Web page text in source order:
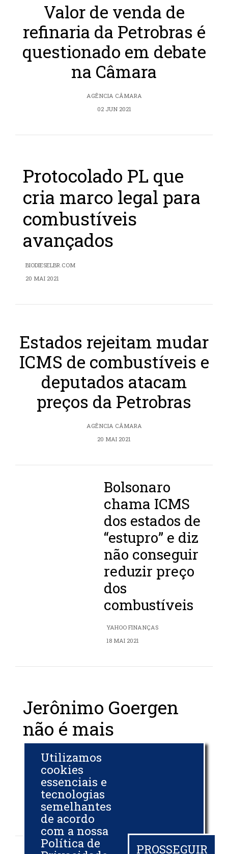
Valor de venda de
refinaria da Petrobras é
questionado em debate
na Câmara
AGÊNCIA CÂMARA
02 JUN 2021
Protocolado PL que
cria marco legal para
combustíveis
avançados
BIODIESELBR.COM
20 MAI 2021
Estados rejeitam mudar
ICMS de combustíveis e
deputados atacam
preços da Petrobras
AGÊNCIA CÂMARA
20 MAI 2021
Bolsonaro
chama ICMS
dos estados de
“estupro” e diz
não conseguir
reduzir preço
dos
combustíveis
YAHOO FINANÇAS
18 MAI 2021
Jerônimo Goergen
não é mais
presidente da Frente
do Biodiesel
BIODIESELBR.COM
17 MAI 2021
Utilizamos
cookies
essenciais e
tecnologias
semelhantes
de acordo
com a nossa
Política de
PROSSEGUIR